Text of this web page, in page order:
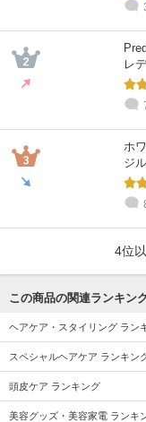
@cosme STORE スタ
乾燥肌 / 50代 / ブルベ
@cosme STORE スタ
敏感肌 / 30代 / イエベ
@cosme STORE スタ
混合肌 / 30代 / イエベ
レ
ホ
ジ
4位
この商品の関連ランキン
ヘアケア・スタイリング ラン
スペシャルヘアケア ランキン
頭皮ケア ランキング
美容グッズ・美容家電 ランキ